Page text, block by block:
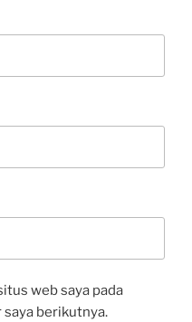
web saya pada
berikutnya.